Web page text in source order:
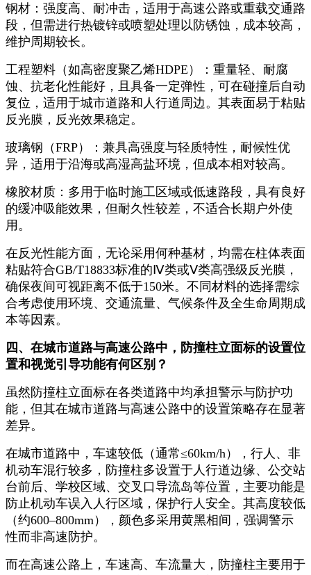
钢材：强度高、耐冲击，适用于高速公路或重载交通路
段，但需进行热镀锌或喷塑处理以防锈蚀，成本较高，
维护周期较长。
工程塑料（如高密度聚乙烯HDPE）：重量轻、耐腐
蚀、抗老化性能好，且具备一定弹性，可在碰撞后自动
复位，适用于城市道路和人行道周边。其表面易于粘贴
反光膜，反光效果稳定。
玻璃钢（FRP）：兼具高强度与轻质特性，耐候性优
异，适用于沿海或高湿高盐环境，但成本相对较高。
橡胶材质：多用于临时施工区域或低速路段，具有良好
的缓冲吸能效果，但耐久性较差，不适合长期户外使
用。
在反光性能方面，无论采用何种基材，均需在柱体表面
粘贴符合GB/T18833标准的Ⅳ类或Ⅴ类高强级反光膜，
确保夜间可视距离不低于150米。不同材料的选择需综
合考虑使用环境、交通流量、气候条件及全生命周期成
本等因素。
四、在城市道路与高速公路中，防撞柱立面标的设置位
置和视觉引导功能有何区别？
虽然防撞柱立面标在各类道路中均承担警示与防护功
能，但其在城市道路与高速公路中的设置策略存在显著
差异。
在城市道路中，车速较低（通常≤60km/h），行人、非
机动车混行较多，防撞柱多设置于人行道边缘、公交站
台前后、学校区域、交叉口导流岛等位置，主要功能是
防止机动车误入人行区域，保护行人安全。其高度较低
（约600–800mm），颜色多采用黄黑相间，强调警示
性而非高速防护。
而在高速公路上，车速高、车流量大，防撞柱主要用于